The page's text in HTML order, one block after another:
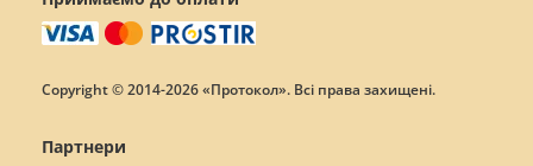
Copyright © 2014-2026 «Протокол». Всі права захищені.
Партнери